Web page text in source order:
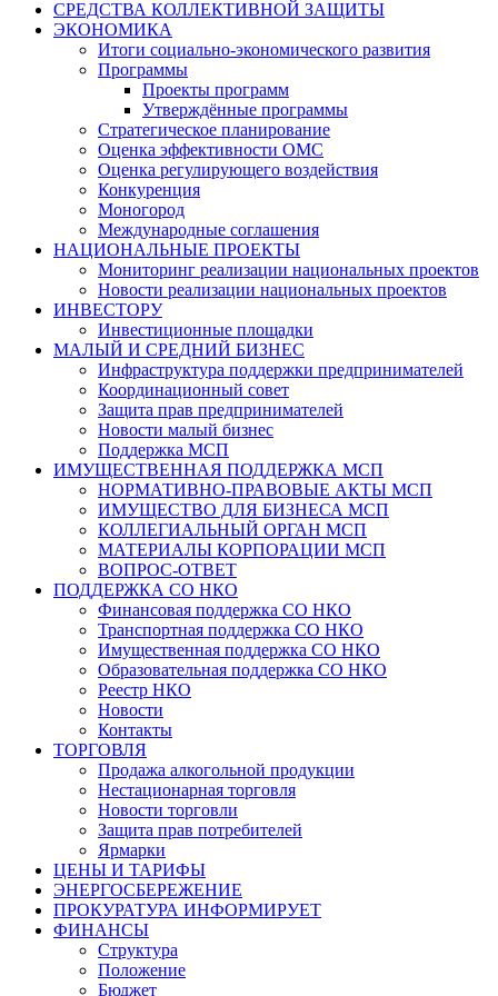
СРЕДСТВА КОЛЛЕКТИВНОЙ ЗАЩИТЫ
ЭКОНОМИКА
Итоги социально-экономического развития
Программы
Проекты программ
Утверждённые программы
Стратегическое планирование
Оценка эффективности ОМС
Оценка регулирующего воздействия
Конкуренция
Моногород
Международные соглашения
НАЦИОНАЛЬНЫЕ ПРОЕКТЫ
Мониторинг реализации национальных проектов
Новости реализации национальных проектов
ИНВЕСТОРУ
Инвестиционные площадки
МАЛЫЙ И СРЕДНИЙ БИЗНЕС
Инфраструктура поддержки предпринимателей
Координационный совет
Защита прав предпринимателей
Новости малый бизнес
Поддержка МСП
ИМУЩЕСТВЕННАЯ ПОДДЕРЖКА МСП
НОРМАТИВНО-ПРАВОВЫЕ АКТЫ МСП
ИМУЩЕСТВО ДЛЯ БИЗНЕСА МСП
КОЛЛЕГИАЛЬНЫЙ ОРГАН МСП
МАТЕРИАЛЫ КОРПОРАЦИИ МСП
ВОПРОС-ОТВЕТ
ПОДДЕРЖКА СО НКО
Финансовая поддержка СО НКО
Транспортная поддержка СО НКО
Имущественная поддержка СО НКО
Образовательная поддержка СО НКО
Реестр НКО
Новости
Контакты
ТОРГОВЛЯ
Продажа алкогольной продукции
Нестационарная торговля
Новости торговли
Защита прав потребителей
Ярмарки
ЦЕНЫ И ТАРИФЫ
ЭНЕРГОСБЕРЕЖЕНИЕ
ПРОКУРАТУРА ИНФОРМИРУЕТ
ФИНАНСЫ
Структура
Положение
Бюджет